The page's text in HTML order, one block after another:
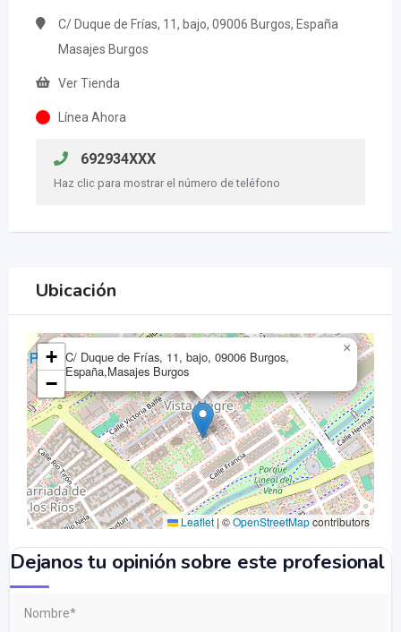
C/ Duque de Frías, 11, bajo, 09006 Burgos, España
Masajes Burgos
Ver Tienda
Línea Ahora
692934XXX
Haz clic para mostrar el número de teléfono
Ubicación
C/ Duque de Frías, 11, bajo, 09006 Burgos,
España,Masajes Burgos
×
+
−
Leaflet |©OpenStreetMapcontributors
Dejanos tu opinión sobre este profesional